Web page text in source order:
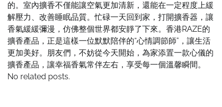
的。室內擴香不僅能讓空氣更加清新，還能在一定程度上緩
解壓力、改善睡眠品質。忙碌一天回到家，打開擴香器，讓
香氣緩緩彌漫，仿佛整個世界都安靜了下來。香港RAZE的
擴香產品，正是這樣一位默默陪伴的“心情調節師”，讓生活
更加美好。朋友們，不妨從今天開始，為家添置一款心儀的
擴香產品，讓幸福香氣常伴左右，享受每一個溫馨瞬間。
No related posts.